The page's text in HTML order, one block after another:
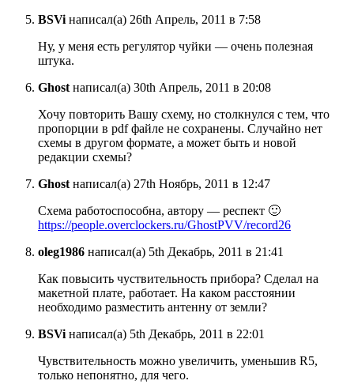
BSVi написал(а) 26th Апрель, 2011 в 7:58
Ну, у меня есть регулятор чуйки — очень полезная
штука.
Ghost написал(а) 30th Апрель, 2011 в 20:08
Хочу повторить Вашу схему, но столкнулся с тем, что
пропорции в pdf файле не сохранены. Случайно нет
схемы в другом формате, а может быть и новой
редакции схемы?
Ghost написал(а) 27th Ноябрь, 2011 в 12:47
Схема работоспособна, автору — респект 🙂
https://people.overclockers.ru/GhostPVV/record26
oleg1986 написал(а) 5th Декабрь, 2011 в 21:41
Как повысить чуствительность прибора? Сделал на
макетной плате, работает. На каком расстоянии
необходимо разместить антенну от земли?
BSVi написал(а) 5th Декабрь, 2011 в 22:01
Чувствительность можно увеличить, уменьшив R5,
только непонятно, для чего.